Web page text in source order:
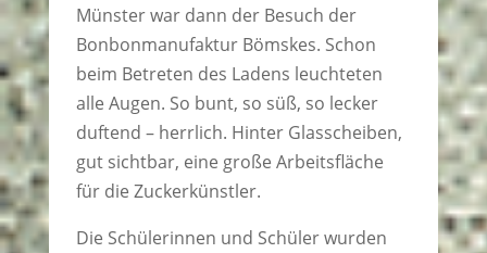
Münster war dann der Besuch der
Bonbonmanufaktur Bömskes. Schon
beim Betreten des Ladens leuchteten
alle Augen. So bunt, so süß, so lecker
duftend – herrlich. Hinter Glasscheiben,
gut sichtbar, eine große Arbeitsfläche
für die Zuckerkünstler.
Die Schülerinnen und Schüler wurden